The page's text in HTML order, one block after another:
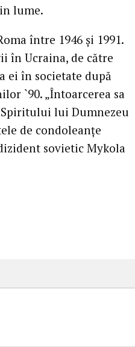
lume.
între 1946 şi 1991.
în Ucraina, de către
ei în societate după
`90. „Întoarcerea sa
lui Dumnezeu
de condoleanţe
sovietic Mykola